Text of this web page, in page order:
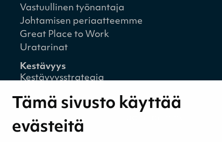
Tämä sivusto käyttää
evästeitä
Vastuullinen työnantaja
Johtamisen periaatteemme
Great Place to Work
Uratarinat
Kestävyys
Kestävyysstrategia
Ympäristövastuu
Henkilöstömme ja kumppaneidemme
hyvinvointi